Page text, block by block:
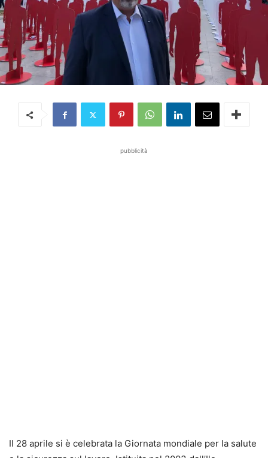
pubblicità
Il 28 aprile si è celebrata la Giornata mondiale per la salute